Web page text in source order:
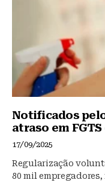
Notificados
atraso em
17/09/2025
Regularização
80 mil